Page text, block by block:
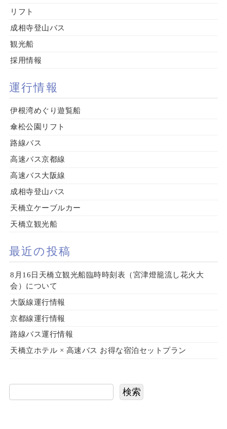
リフト
成相寺登山バス
観光船
採用情報
運行情報
伊根湾めぐり遊覧船
傘松公園リフト
路線バス
高速バス京都線
高速バス大阪線
成相寺登山バス
天橋立ケーブルカー
天橋立観光船
最近の投稿
8月16日天橋立観光船臨時時刻表（宮津燈籠流し花火大
会）について
大阪線運行情報
京都線運行情報
路線バス運行情報
天橋立ホテル × 高速バス お得な宿泊セットプラン
検索